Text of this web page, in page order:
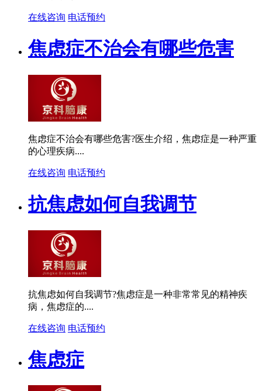
在线咨询 电话预约
焦虑症不治会有哪些危害
焦虑症不治会有哪些危害?医生介绍，焦虑症是一种严重
的心理疾病....
在线咨询 电话预约
抗焦虑如何自我调节
抗焦虑如何自我调节?焦虑症是一种非常常见的精神疾
病，焦虑症的....
在线咨询 电话预约
焦虑症